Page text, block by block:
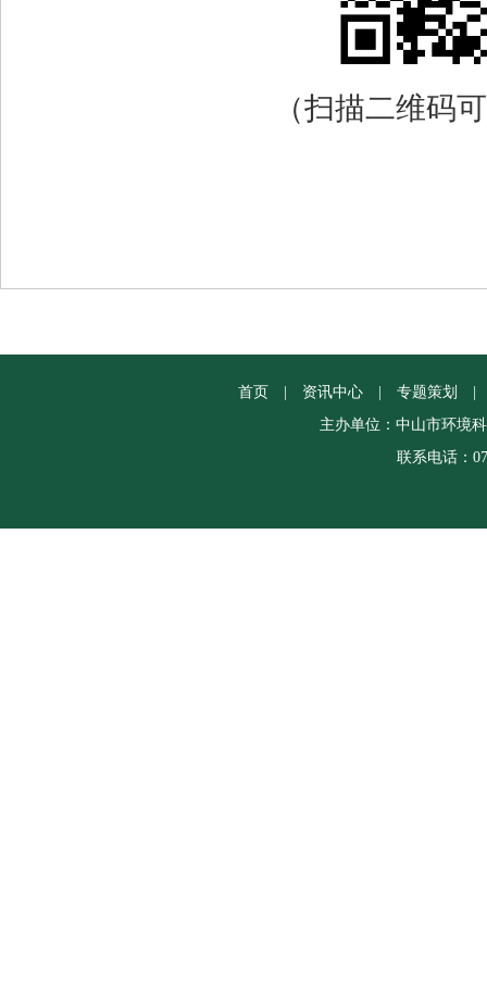
（扫描二维码
首页 资讯中心 专题策划
主办单位：中山市环境
联系电话：